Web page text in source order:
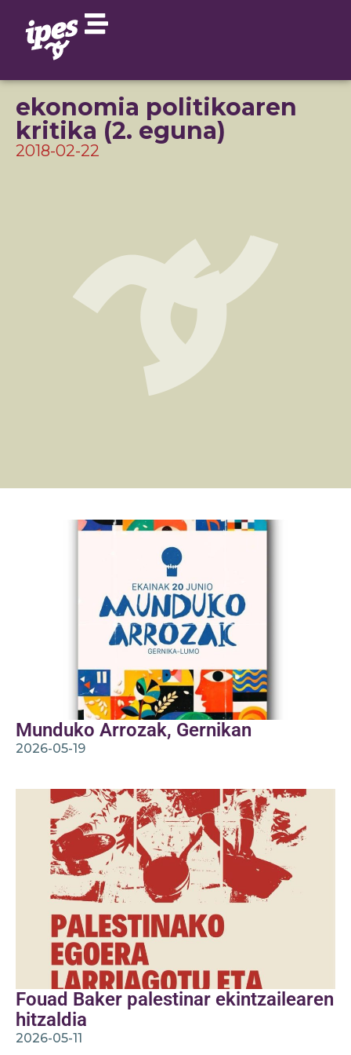
ekonomia politikoaren
kritika (2. eguna)
2018-02-22
Munduko Arrozak, Gernikan
2026-05-19
Fouad Baker palestinar ekintzailearen
hitzaldia
2026-05-11